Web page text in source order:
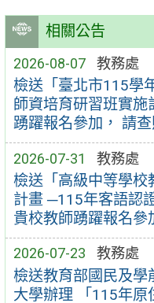
相關公告
2026-08-07 教務處
檢送「臺北市115學
師資培育研習班實
踴躍報名參加， 請查
2026-07-31 教務處
檢送「高級中等學校
計畫 ─115年客語認
貴校教師踴躍報名參
2026-07-23 教務處
檢送教育部國民及學
大學辦理 「115年原